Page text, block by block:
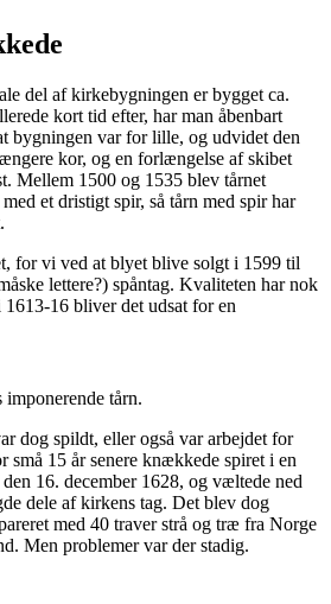
del af kirkebygningen er bygget ca.
kort tid efter, har man åbenbart
bygningen var for lille, og udvidet den
kor, og en forlængelse af skibet
Mellem 1500 og 1535 blev tårnet
et dristigt spir, så tårn med spir har
for vi ved at blyet blive solgt i 1599 til
lettere?) spåntag. Kvaliteten har nok
16 bliver det udsat for en
tårn.
dog spildt, eller også var arbejdet for
små 15 år senere knækkede spiret i en
16. december 1628, og væltede ned
dele af kirkens tag. Det blev dog
med 40 traver strå og træ fra Norge
Men problemer var der stadig.